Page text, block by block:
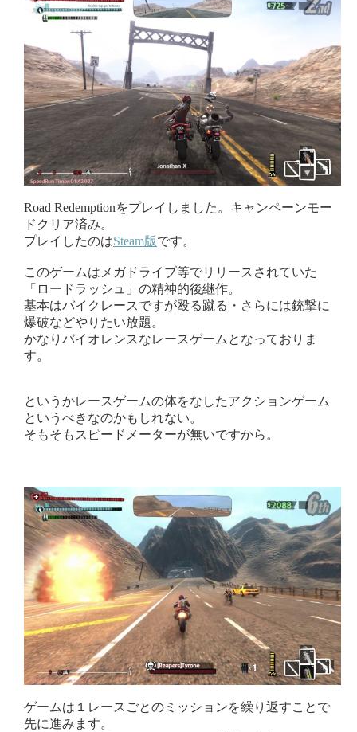
Road Redemptionをプレイしました。キャンペーンモー
ドクリア済み。
プレイしたのはSteam版です。
このゲームはメガドライブ等でリリースされていた
「ロードラッシュ」の精神的後継作。
基本はバイクレースですが殴る蹴る・さらには銃撃に
爆破などやりたい放題。
かなりバイオレンスなレースゲームとなっておりま
す。
というかレースゲームの体をなしたアクションゲーム
というべきなのかもしれない。
そもそもスピードメーターが無いですから。
ゲームは１レースごとのミッションを繰り返すことで
先に進みます。